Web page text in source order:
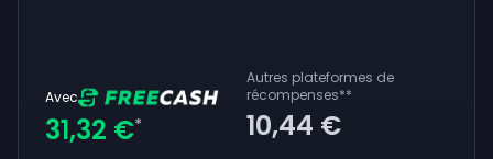
Avec
31,32 €*
Autres plateformes de
récompenses**
10,44 €